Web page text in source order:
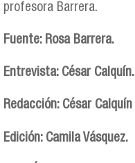
profesora Barrera.
Fuente: Rosa Barrera.
Entrevista: César Calquín.
Redacción: César Calquín
Edición: Camila Vásquez.